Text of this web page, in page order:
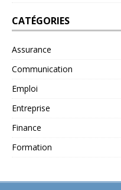
CATÉGORIES
Assurance
Communication
Emploi
Entreprise
Finance
Formation